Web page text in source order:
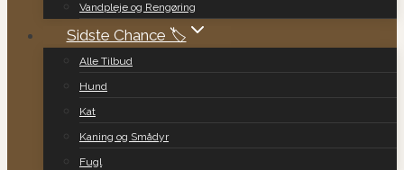
Vandpleje og Rengøring
Sidste Chance 🏷️
Alle Tilbud
Hund
Kat
Kaning og Smådyr
Fugl